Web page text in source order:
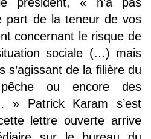
part de la teneur de vos
concernant le risque de
sociale (…) mais
s’agissant de la filière du
ou encore des
» Patrick Karam s’est
lettre ouverte arrive